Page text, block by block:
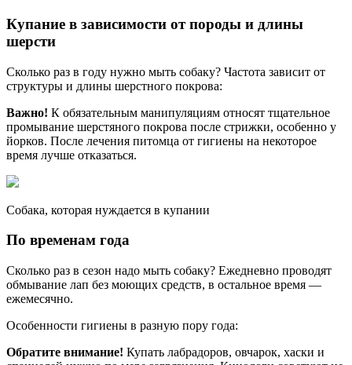
Купание в зависимости от породы и длины
шерсти
Сколько раз в году нужно мыть собаку? Частота зависит от
структуры и длины шерстного покрова:
Важно! К обязательным манипуляциям относят тщательное
промывание шерстяного покрова после стрижки, особенно у
йорков. После лечения питомца от гигиены на некоторое
время лучше отказаться.
Собака, которая нуждается в купании
По временам года
Сколько раз в сезон надо мыть собаку? Ежедневно проводят
обмывание лап без моющих средств, в остальное время —
ежемесячно.
Особенности гигиены в разную пору года:
Обратите внимание! Купать лабрадоров, овчарок, хаски и